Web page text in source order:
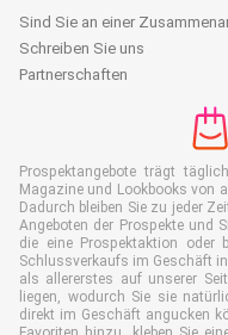
Sind Sie an einer
Schreiben Sie uns
Partnerschaften
Prospektangebote trägt
Magazine und Lookbooks von
Dadurch bleiben Sie zu jeder
Angeboten der Prospekte und
die eine Prospektaktion oder
Schlussverkaufs im Geschäft
als allererstes auf unserer
liegen, wodurch Sie sie
direkt im Geschäft angucken